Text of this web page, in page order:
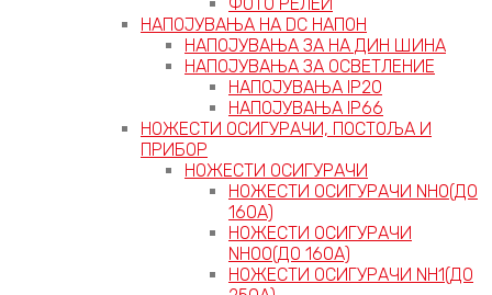
НАПОЈУВАЊА НА DC НАПОН
НАПОЈУВАЊА ЗА НА ДИН ШИНА
НАПОЈУВАЊА ЗА ОСВЕТЛЕНИЕ
НАПОЈУВАЊА IP20
НАПОЈУВАЊА IP66
НОЖЕСТИ ОСИГУРАЧИ, ПОСТОЉА И
ПРИБОР
НОЖЕСТИ ОСИГУРАЧИ
НОЖЕСТИ ОСИГУРАЧИ NH0(ДО
160А)
НОЖЕСТИ ОСИГУРАЧИ
NH00(ДО 160А)
НОЖЕСТИ ОСИГУРАЧИ NH1(ДО